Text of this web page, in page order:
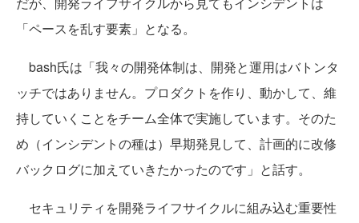
「ペースを乱す要素」となる。
bash氏は「我々の開発体制は、開発と運用はバトンタ
ッチではありません。プロダクトを作り、動かして、維
持していくことをチーム全体で実施しています。そのた
め（インシデントの種は）早期発見して、計画的に改修
バックログに加えていきたかったのです」と話す。
セキュリティを開発ライフサイクルに組み込む重要性